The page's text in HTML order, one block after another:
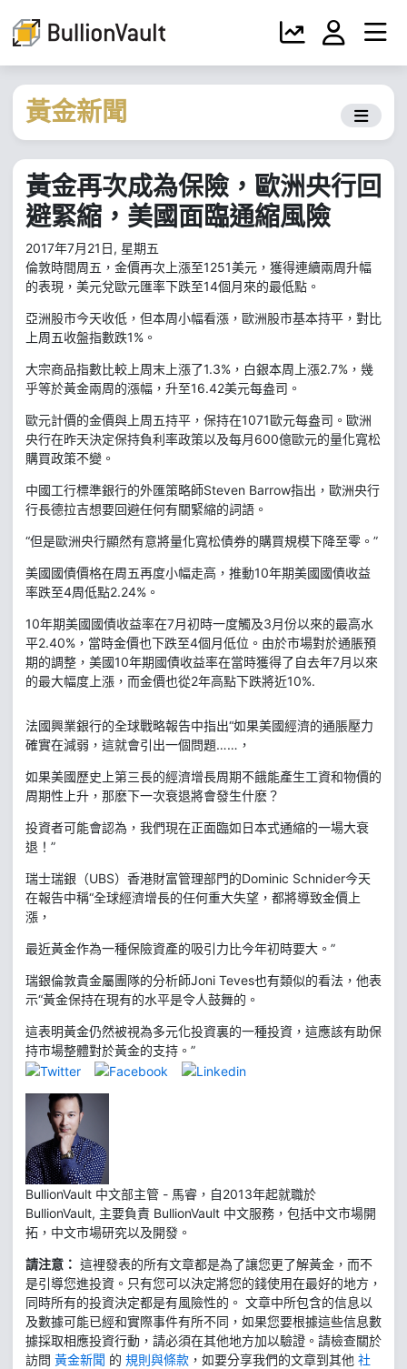
黃金新聞
黃金再次成為保險，歐洲央行回
避緊縮，美國面臨通縮風險
2017年7月21日, 星期五
倫敦時間周五，金價再次上漲至1251美元，獲得連續兩周升幅
的表現，美元兌歐元匯率下跌至14個月來的最低點。
亞洲股市今天收低，但本周小幅看漲，歐洲股市基本持平，對比
上周五收盤指數跌1%。
大宗商品指數比較上周末上漲了1.3%，白銀本周上漲2.7%，幾
乎等於黃金兩周的漲幅，升至16.42美元每盎司。
歐元計價的金價與上周五持平，保持在1071歐元每盎司。歐洲
央行在昨天決定保持負利率政策以及每月600億歐元的量化寬松
購買政策不變。
中國工行標準銀行的外匯策略師Steven Barrow指出，歐洲央行
行長德拉吉想要回避任何有關緊縮的詞語。
“但是歐洲央行顯然有意將量化寬松債券的購買規模下降至零。”
美國國債價格在周五再度小幅走高，推動10年期美國國債收益
率跌至4周低點2.24%。
10年期美國國債收益率在7月初時一度觸及3月份以來的最高水
平2.40%，當時金價也下跌至4個月低位。由於市場對於通脹預
期的調整，美國10年期國債收益率在當時獲得了自去年7月以來
的最大幅度上漲，而金價也從2年高點下跌將近10%.
法國興業銀行的全球戰略報告中指出“如果美國經濟的通脹壓力
確實在減弱，這就會引出一個問題……，
如果美國歷史上第三長的經濟增長周期不餓能產生工資和物價的
周期性上升，那麽下一次衰退將會發生什麽？
投資者可能會認為，我們現在正面臨如日本式通縮的一場大衰
退！”
瑞士瑞銀（UBS）香港財富管理部門的Dominic Schnider今天
在報告中稱“全球經濟增長的任何重大失望，都將導致金價上
漲，
最近黃金作為一種保險資產的吸引力比今年初時要大。”
瑞銀倫敦貴金屬團隊的分析師Joni Teves也有類似的看法，他表
示“黃金保持在現有的水平是令人鼓舞的。
這表明黃金仍然被視為多元化投資裏的一種投資，這應該有助保
持市場整體對於黃金的支持。”
BullionVault 中文部主管 - 馬睿，自2013年起就職於
BullionVault, 主要負責 BullionVault 中文服務，包括中文市場開
拓，中文市場研究以及開發。
請注意： 這裡發表的所有文章都是為了讓您更了解黃金，而不
是引導您進投資。只有您可以決定將您的錢使用在最好的地方，
同時所有的投資決定都是有風險性的。 文章中所包含的信息以
及數據可能已經和實際事件有所不同，如果您要根據這些信息數
據採取相應投資行動，請必須在其他地方加以驗證。請檢查關於
訪問 黃金新聞 的 規則與條款 ，如要分享我們的文章到其他 社